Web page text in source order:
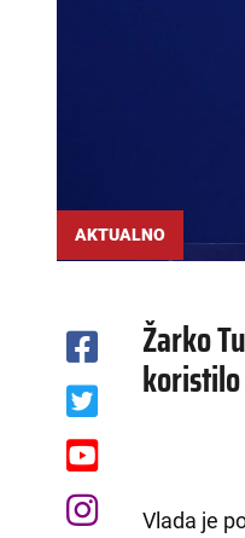
AKTUALNO
Žarko
Vlada je